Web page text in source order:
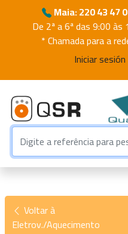
Maia: 220 43 47
De 2ª a 6ª das 9:00
* Chamada para a
Iniciar sesión
Voltar à
Eletrov./Aquecimento